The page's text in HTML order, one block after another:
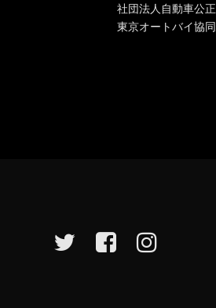
社団法人自動車公
東京オートバイ協